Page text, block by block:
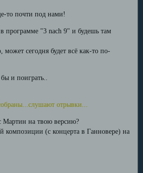
то почти под нами!
программе "3 nach 9" и будешь там
сегодня будет всё как-то по-
и поиграть..
отрывки...
Мартин на твою версию?
композиции (с концерта в Ганновере) на